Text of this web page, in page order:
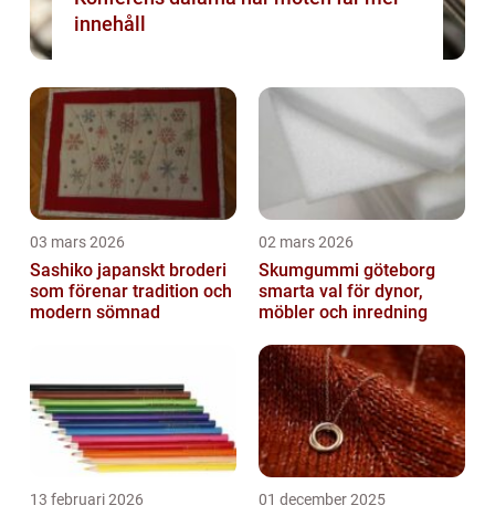
innehåll
03 mars 2026
Sashiko japanskt broderi
som förenar tradition och
modern sömnad
02 mars 2026
Skumgummi göteborg
smarta val för dynor,
möbler och inredning
13 februari 2026 01 december 2025